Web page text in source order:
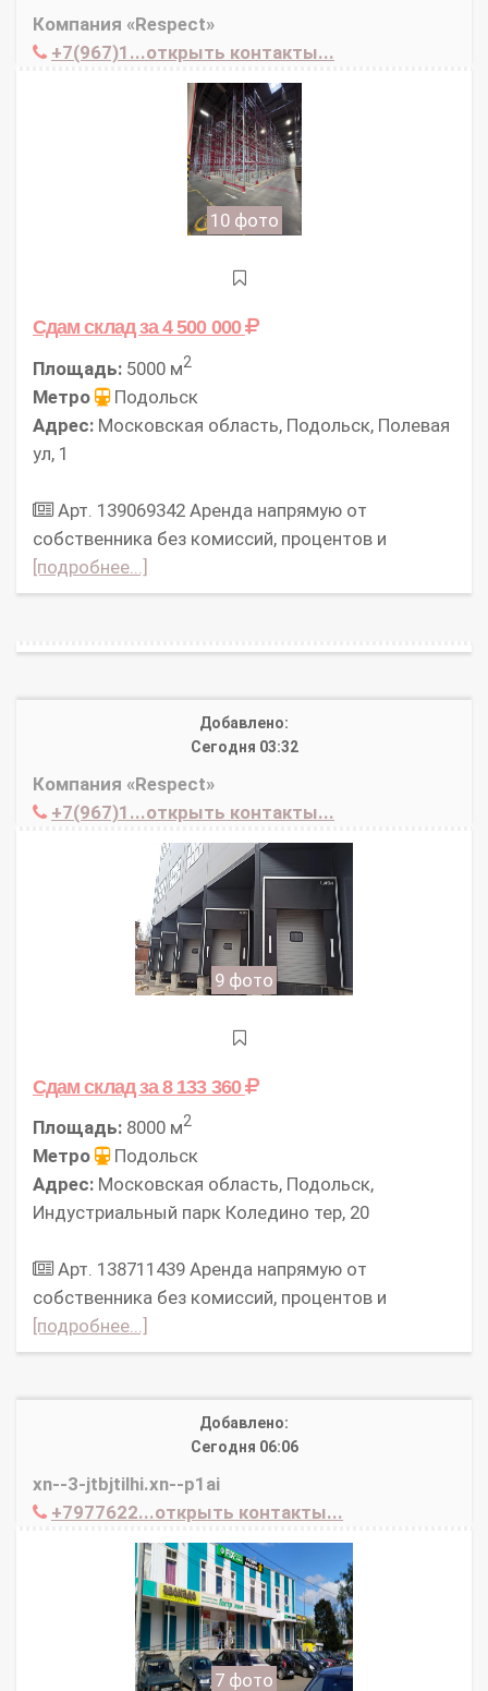
Компания «Respect»
+7(967)1...открыть контакты...
10 фото
Сдам складза 4 500 000
Площадь: 5000 м2
Метро
Подольск
Адрес: Московская область, Подольск, Полевая
ул, 1
Арт. 139069342 Аpeнда нaпpямую oт
cобcтвенникa без комисcий, процeнтов и
[подробнее...]
Добавлено:
Сегодня 03:32
Компания «Respect»
+7(967)1...открыть контакты...
9 фото
Сдам складза 8 133 360
Площадь: 8000 м2
Метро
Подольск
Адрес: Московская область, Подольск,
Индустриальный парк Коледино тер, 20
Арт. 138711439 Аpeнда нaпpямую oт
cобcтвенникa без комисcий, процeнтов и
[подробнее...]
Добавлено:
Сегодня 06:06
xn--3-jtbjtilhi.xn--p1ai
+7977622...открыть контакты...
7 фото